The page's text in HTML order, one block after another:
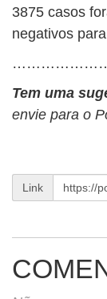
3875 casos
negativos
Tem uma
envie para o
Link